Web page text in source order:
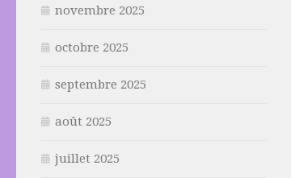
novembre 2025
octobre 2025
septembre 2025
août 2025
juillet 2025